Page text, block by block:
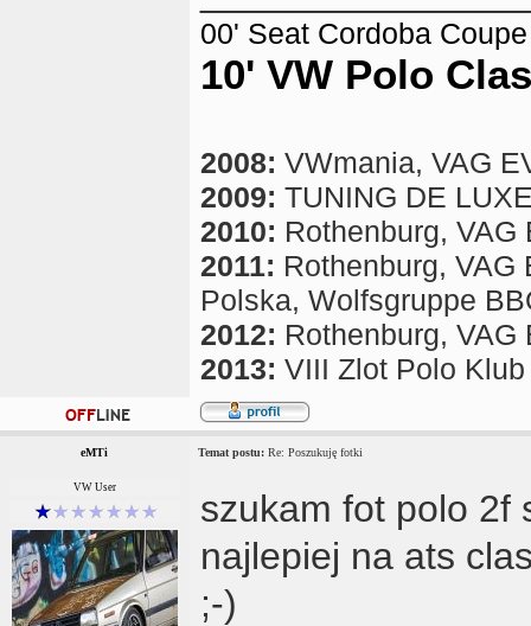
00' Seat Cordoba
10' VW Polo
2008: VWmania, VAG
2009: TUNING DE
2010: Rothenburg,
2011: Rothenburg,
Polska, Wolfsgruppe
2012: Rothenburg, VAG
2013: VIII Zlot Polo
eMTi Temat postu: Re: Poszukuję fotki
VW User
szukam fot polo 2f
najlepiej na ats
;-)